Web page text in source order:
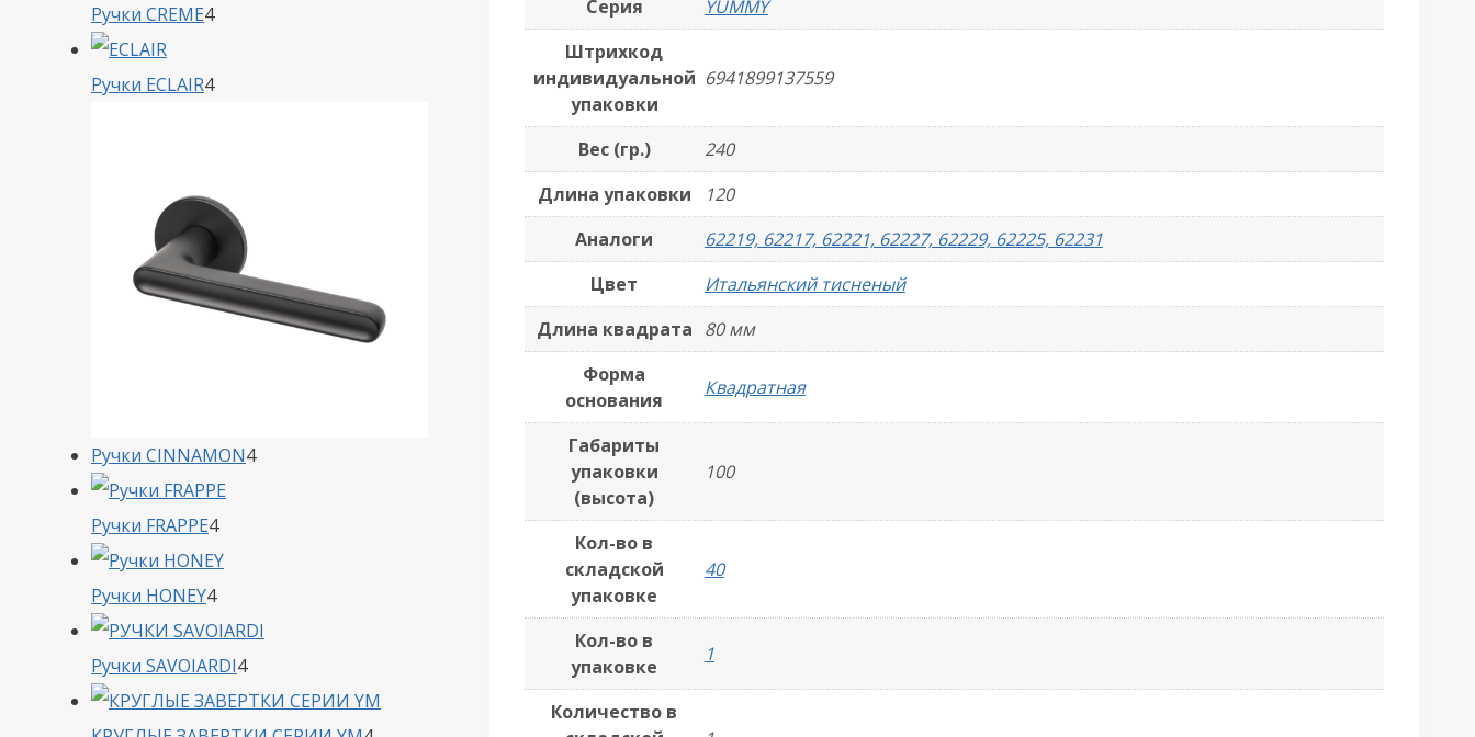
Серия
YUMMY
Штрихкод
индивидуальной
упаковки
6941899137559
Вес (гр.)
240
Длина упаковки
120
Аналоги
62219, 62217, 62221, 62227, 62229, 62225, 62231
Цвет
Итальянский тисненый
Длина квадрата 80 мм
Форма
основания
Квадратная
Габариты
упаковки
(высота)
100
Кол-во в
складской
упаковке
40
Кол-во в
упаковке
1
Количество в
Ручки CREME44
Ручки ECLAIR44
Ручки CINNAMON44
Ручки FRAPPE44
товара
Ручки HONEY44
товара
Ручки SAVOIARDI44
товара